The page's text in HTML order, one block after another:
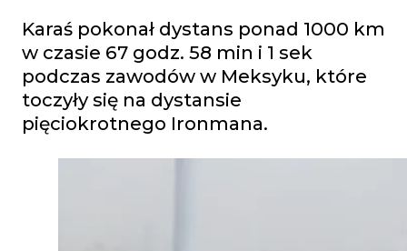
Karaś pokonał dystans ponad 1000 km
w czasie 67 godz. 58 min i 1 sek
podczas zawodów w Meksyku, które
toczyły się na dystansie
pięciokrotnego Ironmana.